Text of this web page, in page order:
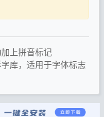
上拼音标记
库，适用于字体标志